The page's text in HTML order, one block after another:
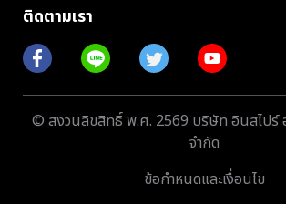
ติดตามเรา
© สงวนลิขสิทธิ์ พ.ศ. 2569 บริษัท อินสไปร์
จำกัด
ข้อกำหนดและเงื่อนไข